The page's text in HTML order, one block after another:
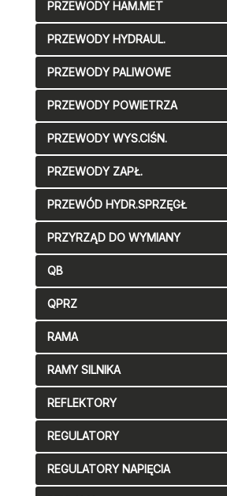
PRZEWODY HAM.MET
PRZEWODY HYDRAUL.
PRZEWODY PALIWOWE
PRZEWODY POWIETRZA
PRZEWODY WYS.CIŚN.
PRZEWODY ZAPŁ.
PRZEWÓD HYDR.SPRZĘGŁ
PRZYRZĄD DO WYMIANY
QB
QPRZ
RAMA
RAMY SILNIKA
REFLEKTORY
REGULATORY
REGULATORY NAPIĘCIA